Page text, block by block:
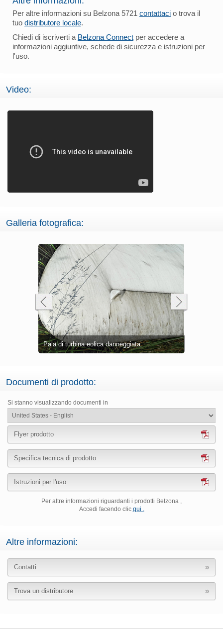
Per altre informazioni su Belzona 5721 contattaci o trova il
tuo distributore locale.
Chiedi di iscriverti a Belzona Connect per accedere a
informazioni aggiuntive, schede di sicurezza e istruzioni per
l'uso.
Video:
Galleria fotografica:
Pala di turbina eolica danneggiata
Documenti di prodotto:
Si stanno visualizzando documenti in
Flyer prodotto
Specifica tecnica di prodotto
Istruzioni per l'uso
Per altre informazioni riguardanti i prodotti Belzona ,
Accedi facendo clic qui .
Altre informazioni:
Contatti
Trova un distributore